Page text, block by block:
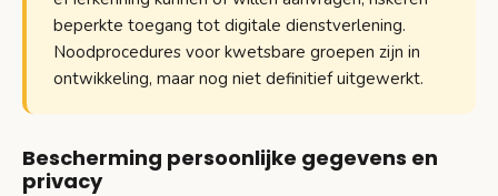
beperkte toegang tot digitale dienstverlening.
Noodprocedures voor kwetsbare groepen zijn in
ontwikkeling, maar nog niet definitief uitgewerkt.
Bescherming persoonlijke gegevens en
privacy